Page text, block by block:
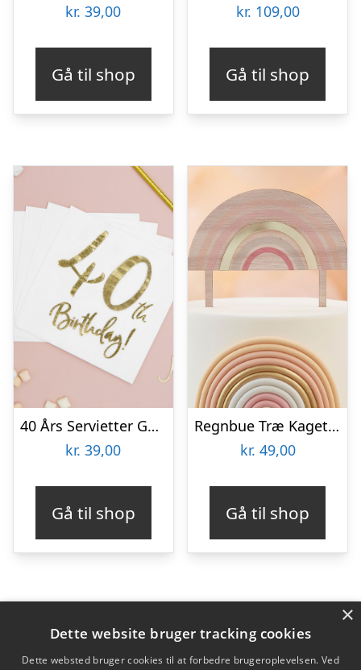
kr. 39,00
Gå til shop
kr. 109,00
Gå til shop
40 Års Servietter Guld/Hvid
kr. 39,00
Gå til shop
Regnbue Træ Kagetopper
kr. 49,00
Gå til shop
Varekategorier
Produkter
×
Dette website bruger tracking cookies
Dette websted bruger cookies til at forbedre brugeroplevelsen. Ved